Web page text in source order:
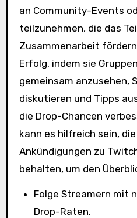
an Community-Events
teilzunehmen, die das
Zusammenarbeit
Erfolg, indem sie
gemeinsam anzusehen,
diskutieren und Tipps
die Drop-Chancen
kann es hilfreich sein,
Ankündigungen zu
behalten, um den
Folge Streamern mit
Drop-Raten.